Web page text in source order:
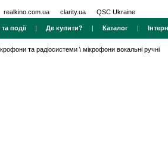
realkino.com.ua clarity.ua QSC Ukraine
події| Де купити? | Каталог |
та радіосистеми \ мікрофони вокальні ручні